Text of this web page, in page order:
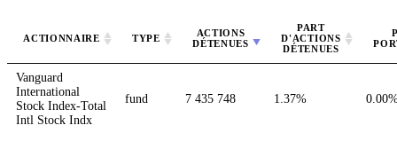
ACTIONNAIRE TYPE
ACTIONS
DÉTENUES
PART
D'ACTIONS
DÉTENUES
Vanguard
International
Stock Index-Total
Intl Stock Indx
fund 7 435 748 1.37%